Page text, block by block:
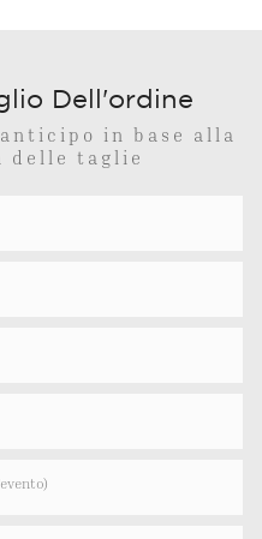
Dell'ordine
in base alla
delle taglie